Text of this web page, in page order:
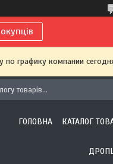
графику компании
ГОЛОВНА КАТАЛОГ